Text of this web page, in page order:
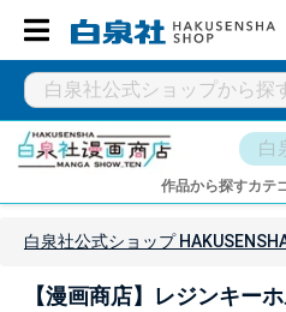
作品から探すカテ
白泉社公式ショップ
【漫画商店】レジンキー